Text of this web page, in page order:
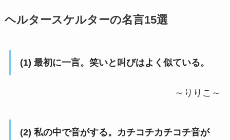
ヘルタースケルターの名言15選
(1) 最初に一言。笑いと叫びはよく似ている。
～りりこ～
(2) 私の中で音がする。カチコチカチコチ音が